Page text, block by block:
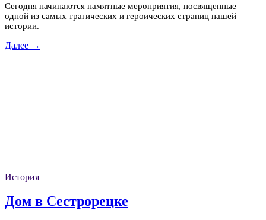
Сегодня начинаются памятные мероприятия, посвященные
одной из самых трагических и героических страниц нашей
истории.
Далее →
История
Дом в Сестрорецке